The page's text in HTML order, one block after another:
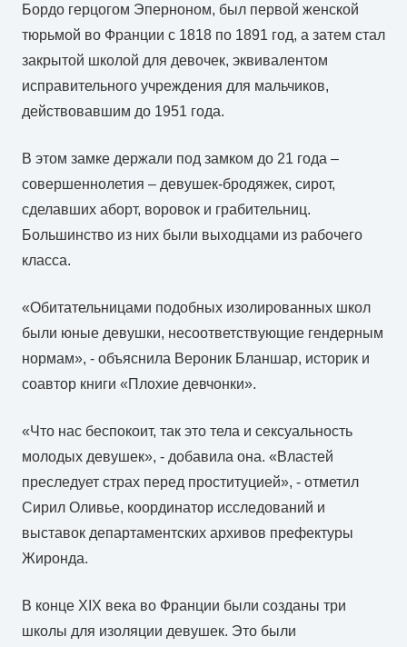
Бордо герцогом Эперноном, был первой женской
тюрьмой во Франции с 1818 по 1891 год, а затем стал
закрытой школой для девочек, эквивалентом
исправительного учреждения для мальчиков,
действовавшим до 1951 года.
В этом замке держали под замком до 21 года –
совершеннолетия – девушек-бродяжек, сирот,
сделавших аборт, воровок и грабительниц.
Большинство из них были выходцами из рабочего
класса.
«Обитательницами подобных изолированных школ
были юные девушки, несоответствующие гендерным
нормам», - объяснила Вероник Бланшар, историк и
соавтор книги «Плохие девчонки».
«Что нас беспокоит, так это тела и сексуальность
молодых девушек», - добавила она. «Властей
преследует страх перед проституцией», - отметил
Сирил Оливье, координатор исследований и
выставок департаментских архивов префектуры
Жиронда.
В конце XIX века во Франции были созданы три
школы для изоляции девушек. Это были